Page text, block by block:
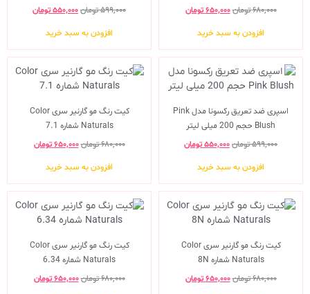
۶۸۰,۰۰۰تومان۶۵۰,۰۰۰ تومان
افزودن به سبد خرید
۵۹۹,۰۰۰تومان۵۵۰,۰۰۰تومان
افزودن به سبد خرید
اسپری ضد تعریق رکسونا مدل Pink
Blush حجم 200 میلی لیتر
۵۹۹,۰۰۰تومان۵۵۰,۰۰۰تومان
افزودن به سبد خرید
کیت رنگ مو گارنیر سری Color
Naturals شماره 7.1
۶۸۰,۰۰۰تومان۶۵۰,۰۰۰ تومان
افزودن به سبد خرید
کیت رنگ مو گارنیر سری Color
Naturals شماره 8N
۶۸۰,۰۰۰تومان۶۵۰,۰۰۰ تومان
کیت رنگ مو گارنیر سری Color
Naturals شماره 6.34
۶۸۰,۰۰۰تومان۶۵۰,۰۰۰ تومان